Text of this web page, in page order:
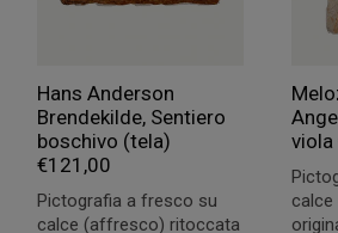
Hans Anderson
Brendekilde, Sentiero
boschivo (tela)
€121,00
Pictografia a fresco su
calce (affresco) ritoccata
viola